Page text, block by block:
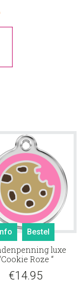
Info Bestel
luxe
Roze “
€14.95